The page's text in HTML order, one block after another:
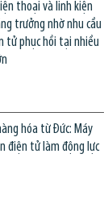
thoại và linh kiện
trưởng nhờ nhu cầu
tử phục hồi tại nhiều
hóa từ Đức: Máy
điện tử làm động lực